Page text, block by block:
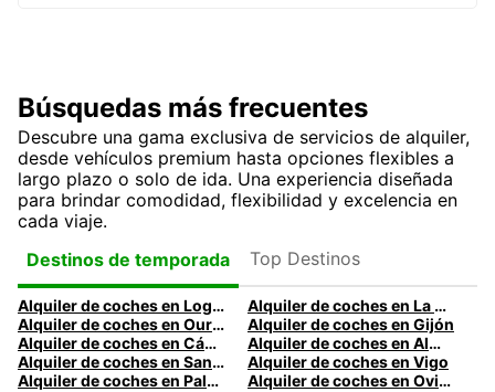
Búsquedas más frecuentes
Descubre una gama exclusiva de servicios de alquiler,
desde vehículos premium hasta opciones flexibles a
largo plazo o solo de ida. Una experiencia diseñada
para brindar comodidad, flexibilidad y excelencia en
cada viaje.
Destinos de temporada
Top Destinos
Alquiler de coches en Logroño
Alquiler de coches en La Coruña
Alquiler de coches en Ourense
Alquiler de coches en Gijón
Alquiler de coches en Cádiz
Alquiler de coches en Almería
Alquiler de coches en Santander
Alquiler de coches en Vigo
Alquiler de coches en Palma
Alquiler de coches en Oviedo